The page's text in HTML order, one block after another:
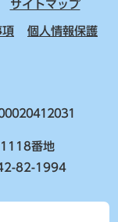
サイトマップ
個人情報保護
番地
82-1994